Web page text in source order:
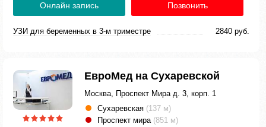
Онлайн запись Позвонить
УЗИ для беременных в 3-м триместре 2840 руб.
ЕвроМед на Сухаревской
Москва, Проспект Мира д. 3, корп. 1
Сухаревская (137 м)
Проспект мира (851 м)